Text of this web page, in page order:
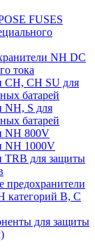
FUSES
NH DC
тока
CH, CH SU для
батарей
NH, S для
батарей
NH 800V
NH 1000V
TRB для защиты
предохранители
категорий B, C
для защиты